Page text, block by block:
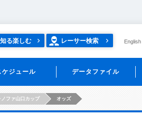
知る楽しむ レーサー検索 English
ケジュール データファイル
ノファ山口カップ オッズ